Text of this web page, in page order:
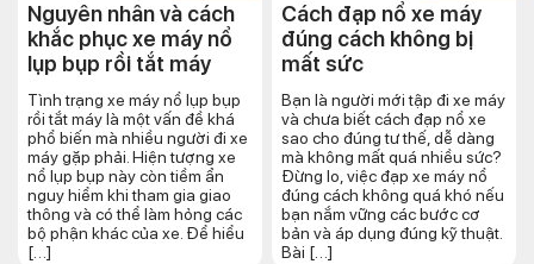
Nguyên nhân và cách
khắc phục xe máy nổ
lụp bụp rồi tắt máy
Tình trạng xe máy nổ lụp bụp
rồi tắt máy là một vấn đề khá
phổ biến mà nhiều người đi xe
máy gặp phải. Hiện tượng xe
nổ lụp bụp này còn tiềm ẩn
nguy hiểm khi tham gia giao
thông và có thể làm hỏng các
bộ phận khác của xe. Để hiểu
[…]
Cách đạp nổ xe máy
đúng cách​ không bị
mất sức
Bạn là người mới tập đi xe máy
và chưa biết cách đạp nổ xe
sao cho đúng tư thế, dễ dàng
mà không mất quá nhiều sức?
Đừng lo, việc đạp xe máy nổ
đúng cách không quá khó nếu
bạn nắm vững các bước cơ
bản và áp dụng đúng kỹ thuật.
Bài […]